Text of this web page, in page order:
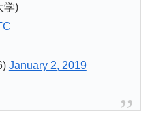
学)
January 2, 2019